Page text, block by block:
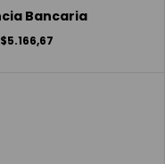
Bancaria
$5.166,67